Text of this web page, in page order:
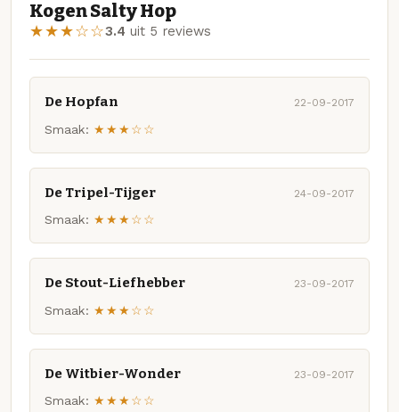
Kogen Salty Hop
★★★☆☆3.4 uit 5 reviews
De Hopfan 22-09-2017
Smaak: ★★★☆☆
De Tripel-Tijger 24-09-2017
Smaak: ★★★☆☆
De Stout-Liefhebber 23-09-2017
Smaak: ★★★☆☆
De Witbier-Wonder 23-09-2017
Smaak: ★★★☆☆